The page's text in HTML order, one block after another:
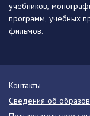
учебников,
программ, учебных
фильмов.
Контакты
Сведения об